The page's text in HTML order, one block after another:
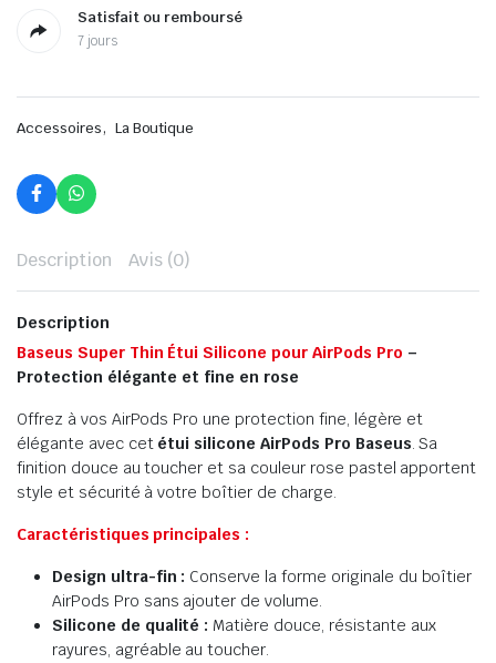
Satisfait ou remboursé
7 jours
Accessoires, La Boutique
Description Avis (0)
Description
Baseus Super Thin Étui Silicone pour AirPods Pro –
Protection élégante et fine en rose
Offrez à vos AirPods Pro une protection fine, légère et
élégante avec cet étui silicone AirPods Pro Baseus. Sa
finition douce au toucher et sa couleur rose pastel apportent
style et sécurité à votre boîtier de charge.
Caractéristiques principales :
Design ultra-fin : Conserve la forme originale du boîtier
AirPods Pro sans ajouter de volume.
Silicone de qualité : Matière douce, résistante aux
rayures, agréable au toucher.